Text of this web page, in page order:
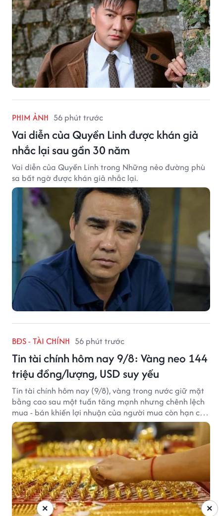
PHIM ẢNH 56 phút trước
Vai diễn của Quyền Linh được khán giả
nhắc lại sau gần 30 năm
Vai diễn của Quyền Linh trong Những nẻo đường phù
sa bất ngờ được khán giả nhắc lại.
BĐS - TÀI CHÍNH 56 phút trước
Tin tài chính hôm nay 9/8: Vàng neo 144
triệu đồng/lượng, USD suy yếu
Tin tài chính hôm nay (9/8), vàng trong nước giữ mặt
bằng cao sau một tuần tăng mạnh nhưng chênh lệch
mua - bán khiến lợi nhuận của người mua còn hạn chế,
trong khi USD chịu sức ép sau dữ liệu việc làm Mỹ gây
thất vọng.
×
×